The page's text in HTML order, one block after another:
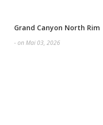
Grand Canyon North Rim
- on Mai 03, 2026